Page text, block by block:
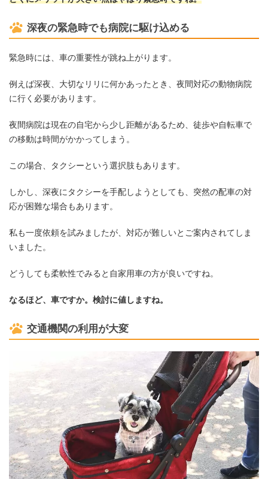
深夜の緊急時でも病院に駆け込める
緊急時には、車の重要性が跳ね上がります。
例えば深夜、大切なリリに何かあったとき、夜間対応の動物病院
に行く必要があります。
夜間病院は現在の自宅から少し距離があるため、徒歩や自転車で
の移動は時間がかかってしまう。
この場合、タクシーという選択肢もあります。
しかし、深夜にタクシーを手配しようとしても、突然の配車の対
応が困難な場合もあります。
私も一度依頼を試みましたが、対応が難しいとご案内されてしま
いました。
どうしても柔軟性でみると自家用車の方が良いですね。
なるほど、車ですか。検討に値しますね。
交通機関の利用が大変